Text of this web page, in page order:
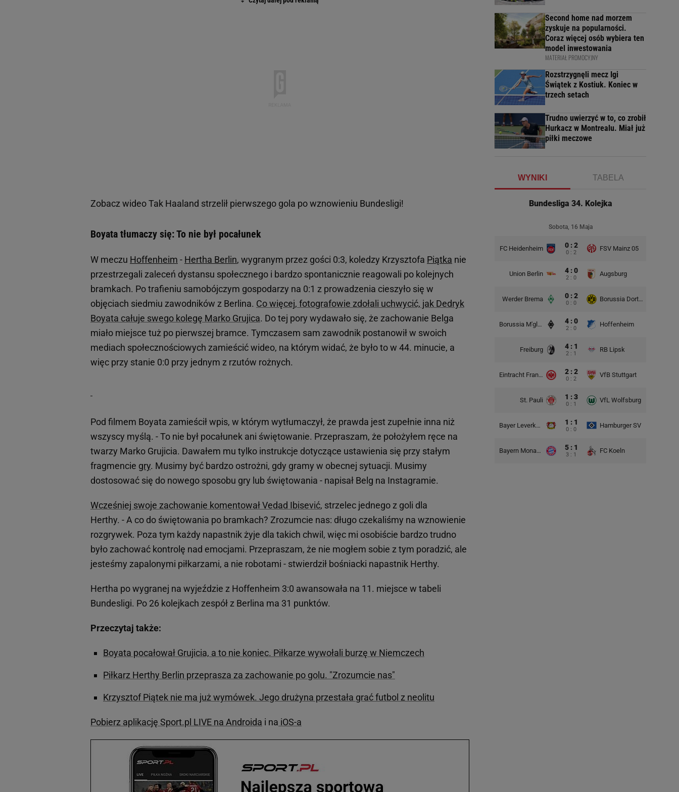
Zobacz wideoTak Haaland strzelił pierwszego gola po wznowieniu Bundesligi!
Boyata tłumaczy się: To nie był pocałunek
W meczu Hoffenheim - Hertha Berlin, wygranym przez gości 0:3, koledzy Krzysztofa Piątka nie
przestrzegali zaleceń dystansu społecznego i bardzo spontanicznie reagowali po kolejnych
bramkach. Po trafieniu samobójczym gospodarzy na 0:1 z prowadzenia cieszyło się w
objęciach siedmiu zawodników z Berlina. Co więcej, fotografowie zdołali uchwycić, jak Dedryk
Boyata całuje swego kolegę Marko Grujica. Do tej pory wydawało się, że zachowanie Belga
miało miejsce tuż po pierwszej bramce. Tymczasem sam zawodnik postanowił w swoich
mediach społecznościowych zamieścić wideo, na którym widać, że było to w 44. minucie, a
więc przy stanie 0:0 przy jednym z rzutów rożnych.
Pod filmem Boyata zamieścił wpis, w którym wytłumaczył, że prawda jest zupełnie inna niż
wszyscy myślą. - To nie był pocałunek ani świętowanie. Przepraszam, że położyłem ręce na
twarzy Marko Grujicia. Dawałem mu tylko instrukcje dotyczące ustawienia się przy stałym
fragmencie gry. Musimy być bardzo ostrożni, gdy gramy w obecnej sytuacji. Musimy
dostosować się do nowego sposobu gry lub świętowania - napisał Belg na Instagramie.
Wcześniej swoje zachowanie komentował Vedad Ibisević, strzelec jednego z goli dla
Herthy. - A co do świętowania po bramkach? Zrozumcie nas: długo czekaliśmy na wznowienie
rozgrywek. Poza tym każdy napastnik żyje dla takich chwil, więc mi osobiście bardzo trudno
było zachować kontrolę nad emocjami. Przepraszam, że nie mogłem sobie z tym poradzić, ale
jesteśmy zapalonymi piłkarzami, a nie robotami - stwierdził bośniacki napastnik Herthy.
Hertha po wygranej na wyjeździe z Hoffenheim 3:0 awansowała na 11. miejsce w tabeli
Bundesligi. Po 26 kolejkach zespół z Berlina ma 31 punktów.
Przeczytaj także:
Boyata pocałował Grujicia, a to nie koniec. Piłkarze wywołali burzę w Niemczech
Piłkarz Herthy Berlin przeprasza za zachowanie po golu. "Zrozumcie nas"
Krzysztof Piątek nie ma już wymówek. Jego drużyna przestała grać futbol z neolitu
Pobierz aplikację Sport.pl LIVE na Androida i na iOS-a
Second home nad morzem
zyskuje na popularności.
Coraz więcej osób wybiera ten
model inwestowania
MATERIAŁ PROMOCYJNY
Rozstrzygnęli mecz Igi
Świątek z Kostiuk. Koniec w
trzech setach
Trudno uwierzyć w to, co zrobił
Hurkacz w Montrealu. Miał już
piłki meczowe
WYNIKI TABELA
Bundesliga 34. Kolejka
Sobota, 16 Maja
FC Heidenheim 0 : 2
0 : 2
FSV Mainz 05
Union Berlin 4 : 0
2 : 0
Augsburg
Werder Brema 0 : 2
0 : 0
Borussia Dortmund
Borussia M'gladbach 4 : 0
2 : 0
Hoffenheim
Freiburg 4 : 1
2 : 1
RB Lipsk
Eintracht Frankfurt 2 : 2
0 : 2
VfB Stuttgart
St. Pauli 1 : 3
0 : 1
VfL Wolfsburg
Bayer Leverkusen 1 : 1
0 : 0
Hamburger SV
Bayern Monachium 5 : 1
3 : 1
FC Koeln